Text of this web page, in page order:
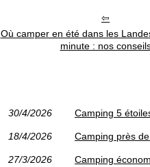
Où camper en été dans les
minute : nos
30/4/2026 Camping 5
18/4/2026 Camping près
27/3/2026 Camping